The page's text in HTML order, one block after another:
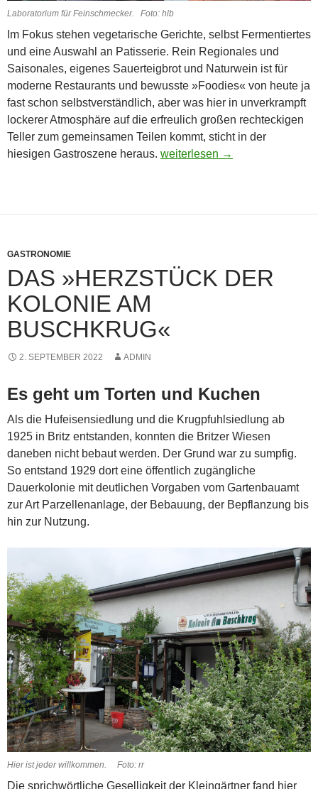
Laboratorium für Feinschmecker. Foto: hlb
Im Fokus stehen vegetarische Gerichte, selbst Fermentiertes
und eine Auswahl an Patisserie. Rein Regionales und
Saisonales, eigenes Sauerteigbrot und Naturwein ist für
moderne Restaurants und bewusste »Foodies« von heute ja
fast schon selbstverständlich, aber was hier in unverkrampft
lockerer Atmosphäre auf die erfreulich großen rechteckigen
Teller zum gemeinsamen Teilen kommt, sticht in der
hiesigen Gastroszene heraus. Unhungrig mit gutem Gefühl
weiterlesen →
GASTRONOMIE
DAS »HERZSTÜCK DER
KOLONIE AM
BUSCHKRUG«
2. SEPTEMBER 2022 ADMIN
Es geht um Torten und Kuchen
Als die Hufeisensiedlung und die Krugpfuhlsiedlung ab
1925 in Britz entstanden, konnten die Britzer Wiesen
daneben nicht bebaut werden. Der Grund war zu sumpfig.
So entstand 1929 dort eine öffentlich zugängliche
Dauerkolonie mit deutlichen Vorgaben vom Gartenbauamt
zur Art Parzellenanlage, der Bebauung, der Bepflanzung bis
hin zur Nutzung.
Hier ist jeder willkommen. Foto: rr
Die sprichwörtliche Geselligkeit der Kleingärtner fand hier